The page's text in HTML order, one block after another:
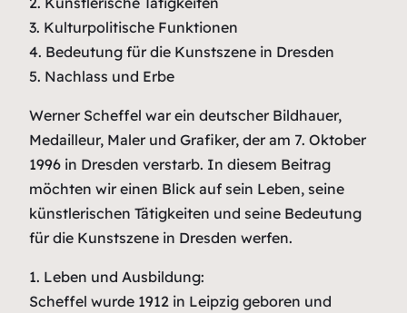
3. Kulturpolitische Funktionen
4. Bedeutung für die Kunstszene in Dresden
5. Nachlass und Erbe
Werner Scheffel war ein deutscher Bildhauer,
Medailleur, Maler und Grafiker, der am 7. Oktober
1996 in Dresden verstarb. In diesem Beitrag
möchten wir einen Blick auf sein Leben, seine
künstlerischen Tätigkeiten und seine Bedeutung
für die Kunstszene in Dresden werfen.
1. Leben und Ausbildung:
Scheffel wurde 1912 in Leipzig geboren und